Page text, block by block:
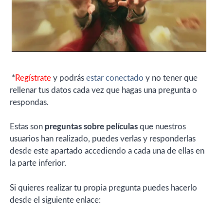
* Regístrate y podrás estar conectado y no tener que
rellenar tus datos cada vez que hagas una pregunta o
respondas.
Estas son preguntas sobre películas que nuestros
usuarios han realizado, puedes verlas y responderlas
desde este apartado accediendo a cada una de ellas en
la parte inferior.
Si quieres realizar tu propia pregunta puedes hacerlo
desde el siguiente enlace: